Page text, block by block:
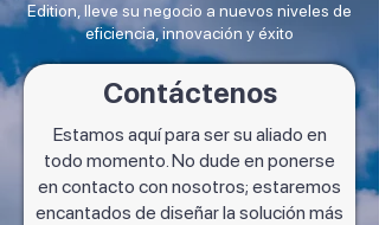
Edition, lleve su negocio a nuevos niveles de
eficiencia, innovación y éxito
Contáctenos
Estamos aquí para ser su aliado en
todo momento. No dude en ponerse
en contacto con nosotros; estaremos
encantados de diseñar la solución más